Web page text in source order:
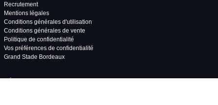
Recrutement
Mentions légales
Conditions générales d'utilisation
Conditions générales de vente
Politique de confidentialité
Vos préférences de confidentialité
Grand Stade Bordeaux